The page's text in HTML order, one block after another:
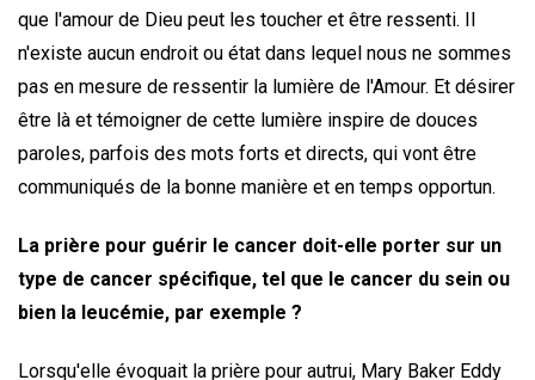
que l'amour de Dieu peut les toucher et être ressenti. Il
n'existe aucun endroit ou état dans lequel nous ne sommes
pas en mesure de ressentir la lumière de l'Amour. Et désirer
être là et témoigner de cette lumière inspire de douces
paroles, parfois des mots forts et directs, qui vont être
communiqués de la bonne manière et en temps opportun.
La prière pour guérir le cancer doit-elle porter sur un
type de cancer spécifique, tel que le cancer du sein ou
bien la leucémie, par exemple ?
Lorsqu'elle évoquait la prière pour autrui, Mary Baker Eddy